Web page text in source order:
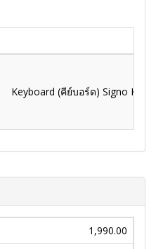
Keyboard (คีย์บอร์ด) Signo Kb-
1,990.00